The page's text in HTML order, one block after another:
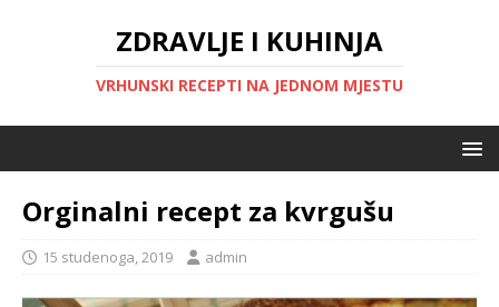
ZDRAVLJE I KUHINJA
VRHUNSKI RECEPTI NA JEDNOM MJESTU
Orginalni recept za kvrgušu
15 studenoga, 2019 admin